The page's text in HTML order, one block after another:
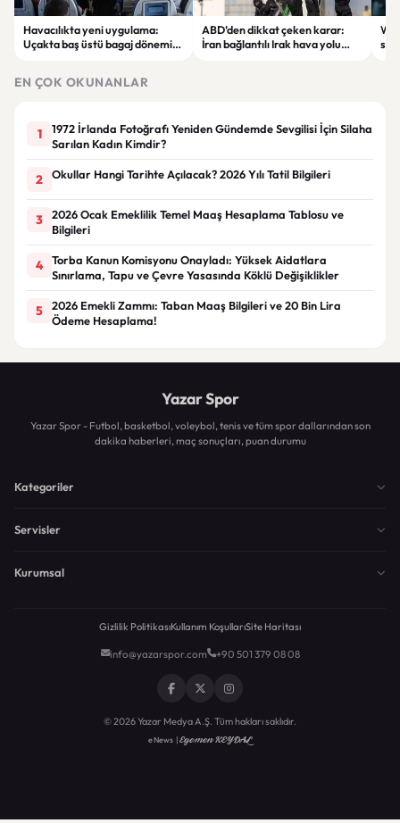
Havacılıkta yeni uygulama:
Uçakta baş üstü bagaj dönemi
ABD’den dikkat çeken karar:
İran bağlantılı Irak hava yolu
EN ÇOK OKUNANLAR
1
1972 İrlanda Fotoğrafı Yeniden Gündemde Sevgilisi İçin Silaha
Sarılan Kadın Kimdir?
2 Okullar Hangi Tarihte Açılacak? 2026 Yılı Tatil Bilgileri
3
2026 Ocak Emeklilik Temel Maaş Hesaplama Tablosu ve
Bilgileri
4
Torba Kanun Komisyonu Onayladı: Yüksek Aidatlara
Sınırlama, Tapu ve Çevre Yasasında Köklü Değişiklikler
5
2026 Emekli Zammı: Taban Maaş Bilgileri ve 20 Bin Lira
Ödeme Hesaplama!
Yazar Spor
Yazar Spor - Futbol, basketbol, voleybol, tenis ve tüm spor dallarından son
dakika haberleri, maç sonuçları, puan durumu
Kategoriler
Servisler
Kurumsal
Gizlilik PolitikasıKullanım KoşullarıSite Haritası
info@yazarspor.com +90 501 379 08 08
© 2026 Yazar Medya A.Ş. Tüm hakları saklıdır.
eNews |Egemen KEYDAL